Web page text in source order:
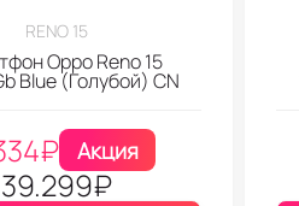
RENO 15
Oppo Reno 15
Blue (Голубой) CN
₽ Акция
39.299₽